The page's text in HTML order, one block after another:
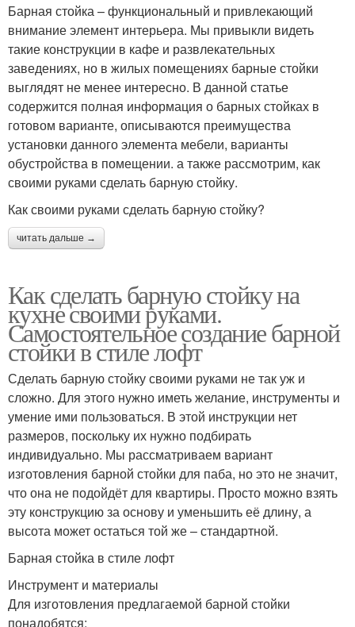
Барная стойка – функциональный и привлекающий
внимание элемент интерьера. Мы привыкли видеть
такие конструкции в кафе и развлекательных
заведениях, но в жилых помещениях барные стойки
выглядят не менее интересно. В данной статье
содержится полная информация о барных стойках в
готовом варианте, описываются преимущества
установки данного элемента мебели, варианты
обустройства в помещении. а также рассмотрим, как
своими руками сделать барную стойку.
Как своими руками сделать барную стойку?
читать дальше →
Как сделать барную стойку на
кухне своими руками.
Самостоятельное создание барной
стойки в стиле лофт
Сделать барную стойку своими руками не так уж и
сложно. Для этого нужно иметь желание, инструменты и
умение ими пользоваться. В этой инструкции нет
размеров, поскольку их нужно подбирать
индивидуально. Мы рассматриваем вариант
изготовления барной стойки для паба, но это не значит,
что она не подойдёт для квартиры. Просто можно взять
эту конструкцию за основу и уменьшить её длину, а
высота может остаться той же – стандартной.
Барная стойка в стиле лофт
Инструмент и материалы
Для изготовления предлагаемой барной стойки
понадобятся: